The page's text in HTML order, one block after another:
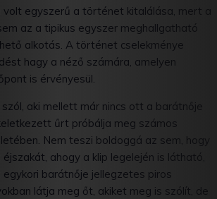
volt egyszerű a történet kitalálása, mert a
az a tipikus egyszer meghallgatható
alkotás. A történet cselekménye
hagy a néző számára, amelyen
is érvényesül.
szól, aki mellett már nincs ott a barátnője
űrt próbálja meg számos
Nem teszi boldoggá az sem, hogy
éjszakát, ahogy a klip legelején is látható,
egykori barátnője jellegzetes piros
látja meg őt, akiket meg is szólít, de